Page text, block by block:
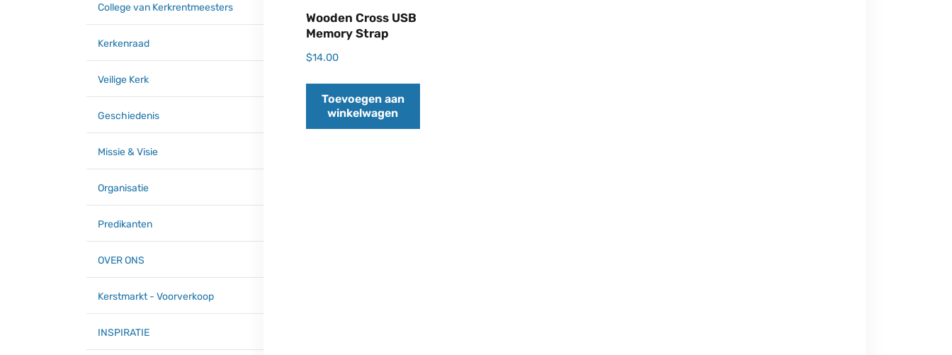
Wooden Cross USB
Memory Strap
$14.00
Toevoegen aan
winkelwagen
College van Kerkrentmeesters
Kerkenraad
Veilige Kerk
Geschiedenis
Missie & Visie
Organisatie
Predikanten
OVER ONS
Kerstmarkt - Voorverkoop
INSPIRATIE